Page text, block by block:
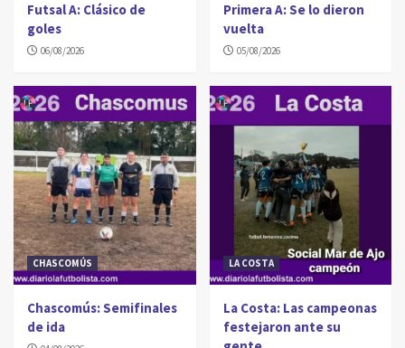
Futsal A: Clásico de
goles
06/08/2026
Primera A: Se lo dieron
vuelta
05/08/2026
CHASCOMÚS
Chascomús: Semifinales
de ida
LA COSTA
La Costa: Las campeonas
festejaron ante su